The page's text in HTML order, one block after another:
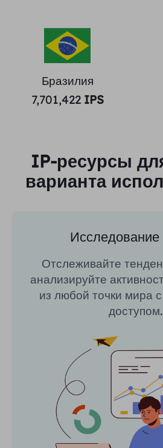
Бразилия
7,701,422 IPS
IP-ресурсы
варианта
Отслеживайте
анализируйте
из любой точки мира
доступом.